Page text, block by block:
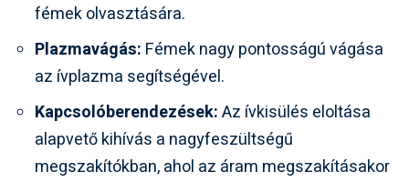
fémek olvasztására.
Plazmavágás: Fémek nagy pontosságú vágása
az ívplazma segítségével.
Kapcsolóberendezések:Az ívkisülés eloltása
alapvető kihívás a nagyfeszültségű
megszakítókban, ahol az áram megszakításakor